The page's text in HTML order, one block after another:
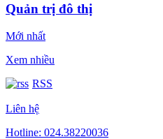
Quản trị đô thị
Mới nhất
Xem nhiều
RSS
Liên hệ
Hotline: 024.38220036